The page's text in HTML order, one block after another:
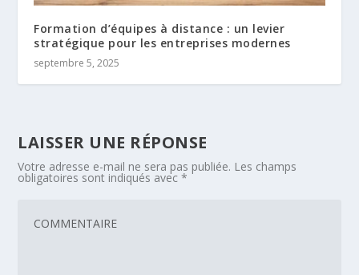
Formation d’équipes à distance : un levier
stratégique pour les entreprises modernes
septembre 5, 2025
LAISSER UNE RÉPONSE
Votre adresse e-mail ne sera pas publiée. Les champs
obligatoires sont indiqués avec*